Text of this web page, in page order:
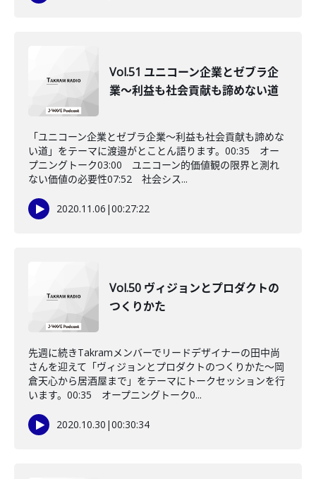
Vol.51 ユニコーン企業とゼブラ企
業～利益も社会貢献も諦めない道
「ユニコーン企業とゼブラ企業～利益も社会貢献も諦めな
い道」をテーマに渡邉がとことん語ります。00:35 オー
プニングトーク03:00 ユニコーン的価値観の限界と測れ
ない価値の必要性07:52 社会シス...
2020.11.06 |00:27:22
Vol.50 ヴィジョンとプロダクトの
つくりかた
先週に続きTakramメンバーでリードデザイナーの田中尚
さんを迎えて「ヴィジョンとプロダクトのつくりかた～岡
倉天心から居酒屋まで」をテーマにトークセッションを行
います。00:35 オープニングトーク0...
2020.10.30 |00:30:34